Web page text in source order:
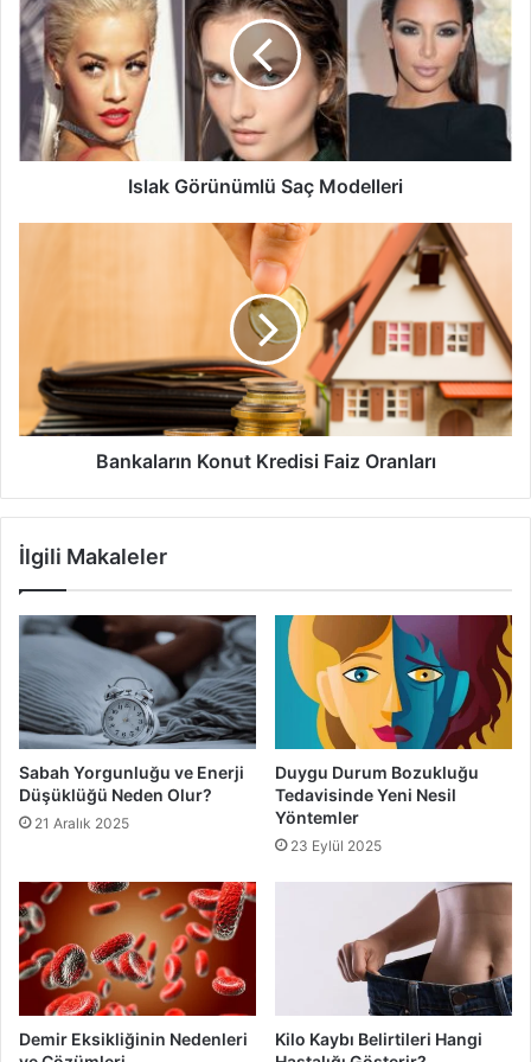
edenler özellikle düzenli şekilde kullanmış oldukları her
çayın etkisini inceleyebilirler.
Yeşil çay tüketiminde özellikle hipertansiyon ve
çarpıntı problemi olan kişilerde dikkatli olunması
yaşanması söz konusu olabileceğinden dikkatli
Alerjik reaksiyonlara neden olabileceği için ekinezya
çayı tüketiminde özellikle dikkatli olunması gerekir.
Zencefilin özellikle 1 gram üzerinde alınması düşük
riskini ortaya çıkartabileceğinden mutlaka uzmana
danışarak tüketilmesi gerekir.
Bitki Çayları bitki çayları tüketimi
bitki çaylarının zararları
Saç
Modelleri
Islak Görünümlü Saç Modelleri
Bankaların Konut Kredisi Faiz Oranları
İlgili Makaleler
Sabah Yorgunluğu ve Enerji
Düşüklüğü Neden Olur?
21 Aralık 2025
Duygu Durum Bozukluğu
Tedavisinde Yeni Nesil
Yöntemler
23 Eylül 2025
Demir Eksikliğinin Nedenleri
Kilo Kaybı Belirtileri Hangi